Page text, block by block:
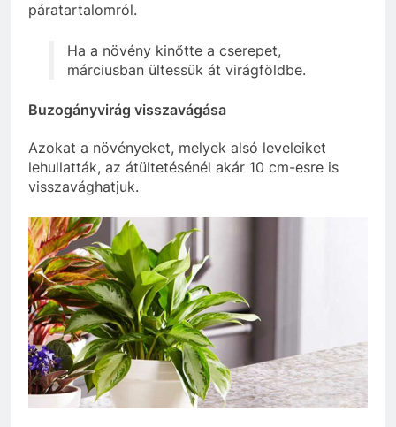
páratartalomról.
Ha a növény kinőtte a cserepet,
márciusban ültessük át virágföldbe.
Buzogányvirág visszavágása
Azokat a növényeket, melyek alsó leveleiket
lehullatták, az átültetésénél akár 10 cm-esre is
visszavághatjuk.